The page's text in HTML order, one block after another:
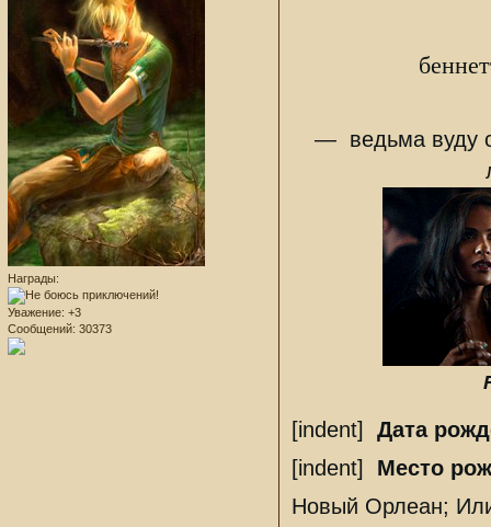
Награды:
Уважение: +3
Сообщений: 30373
— ведьма вуду с
[indent] Дата
[indent] Место
Новый Орлеан;